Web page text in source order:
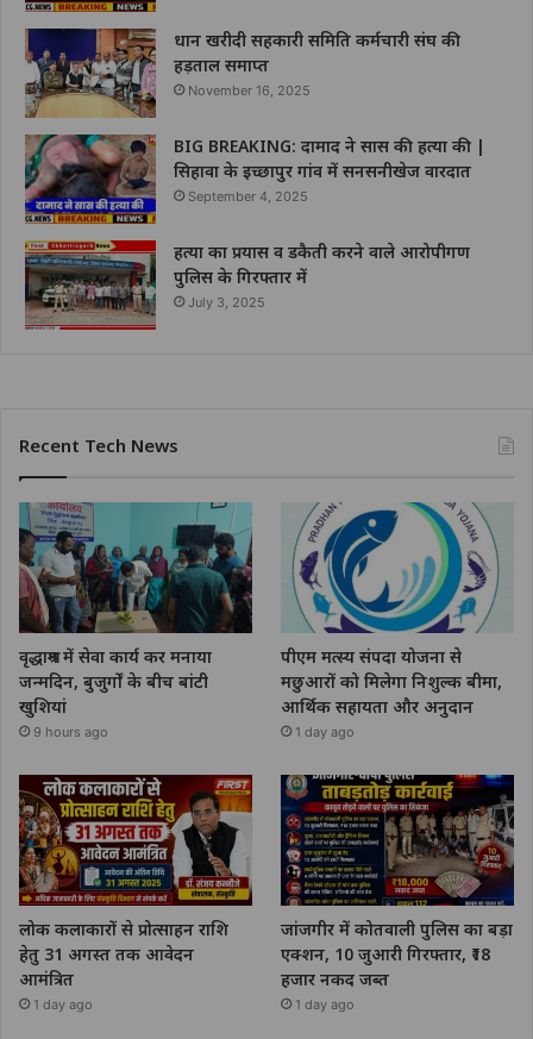
धान खरीदी सहकारी समिति कर्मचारी संघ की
हड़ताल समाप्त
November 16, 2025
BIG BREAKING: दामाद ने सास की हत्या की |
सिहावा के इच्छापुर गांव में सनसनीखेज वारदात
September 4, 2025
हत्या का प्रयास व डकैती करने वाले आरोपीगण
पुलिस के गिरफ्तार में
July 3, 2025
Recent Tech News
वृद्धाश्रम में सेवा कार्य कर मनाया
जन्मदिन, बुजुर्गों के बीच बांटी
खुशियां
9 hours ago
पीएम मत्स्य संपदा योजना से
मछुआरों को मिलेगा निशुल्क बीमा,
आर्थिक सहायता और अनुदान
1 day ago
लोक कलाकारों से प्रोत्साहन राशि
हेतु 31 अगस्त तक आवेदन
आमंत्रित
1 day ago
जांजगीर में कोतवाली पुलिस का बड़ा
एक्शन, 10 जुआरी गिरफ्तार, ₹18
हजार नकद जब्त
1 day ago